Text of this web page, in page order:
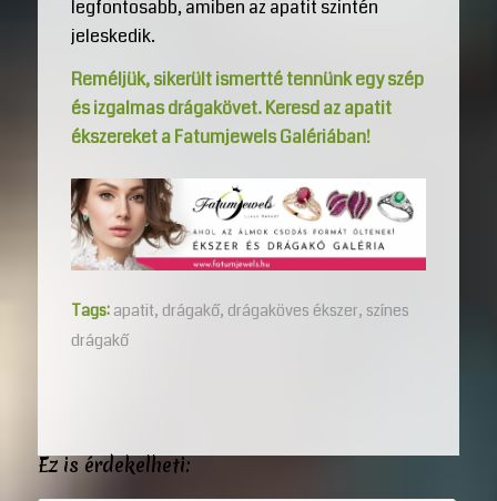
legfontosabb, amiben az apatit szintén
jeleskedik.
Reméljük, sikerült ismertté tennünk egy szép
és izgalmas drágakövet. Keresd az apatit
ékszereket a Fatumjewels Galériában!
Tags: apatit, drágakő, drágaköves ékszer, színes
drágakő
Ez is érdekelheti: